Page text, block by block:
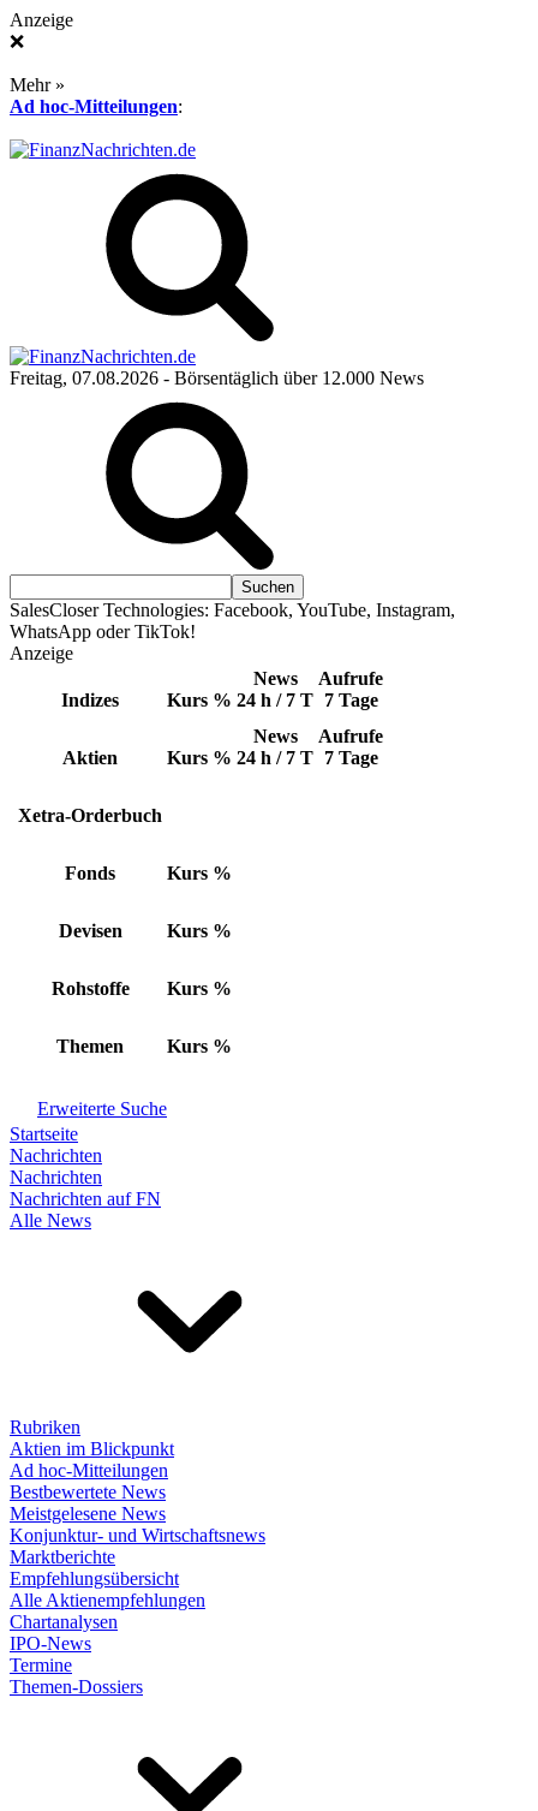
Anzeige
❌
Mehr »
Ad hoc-Mitteilungen:
Freitag, 07.08.2026 - Börsentäglich über 12.000 News
SalesCloser Technologies: Facebook, YouTube, Instagram,
WhatsApp oder TikTok!
Anzeige
Indizes Kurs %
News
24 h / 7 T
Aufrufe
7 Tage
Aktien Kurs %
News
24 h / 7 T
Aufrufe
7 Tage
Xetra-Orderbuch
Fonds Kurs %
Devisen Kurs %
Rohstoffe Kurs %
Themen Kurs %
Erweiterte Suche
Startseite
Nachrichten
Nachrichten
Nachrichten auf FN
Alle News
Rubriken
Aktien im Blickpunkt
Ad hoc-Mitteilungen
Bestbewertete News
Meistgelesene News
Konjunktur- und Wirtschaftsnews
Marktberichte
Empfehlungsübersicht
Alle Aktienempfehlungen
Chartanalysen
IPO-News
Termine
Themen-Dossiers